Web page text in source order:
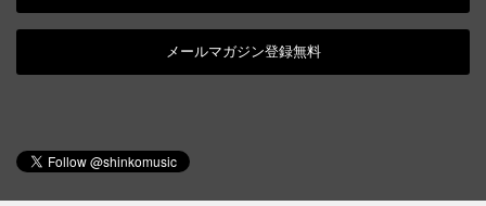
メールマガジン登録無料